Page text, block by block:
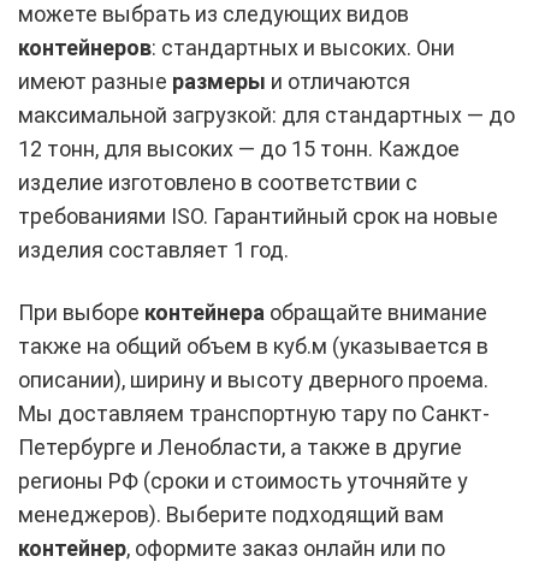
можете выбрать из следующих видов
контейнеров: стандартных и высоких. Они
имеют разные размеры и отличаются
максимальной загрузкой: для стандартных — до
12 тонн, для высоких — до 15 тонн. Каждое
изделие изготовлено в соответствии с
требованиями ISO. Гарантийный срок на новые
изделия составляет 1 год.
При выборе контейнера обращайте внимание
также на общий объем в куб.м (указывается в
описании), ширину и высоту дверного проема.
Мы доставляем транспортную тару по Санкт-
Петербурге и Ленобласти, а также в другие
регионы РФ (сроки и стоимость уточняйте у
менеджеров). Выберите подходящий вам
контейнер, оформите заказ онлайн или по